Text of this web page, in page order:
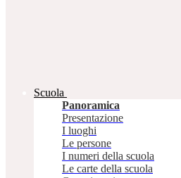
Scuola
Panoramica
Presentazione
I luoghi
Le persone
I numeri della scuola
Le carte della scuola